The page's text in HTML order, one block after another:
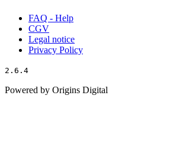
FAQ - Help
CGV
Legal notice
Privacy Policy
2.6.4
Powered by Origins Digital